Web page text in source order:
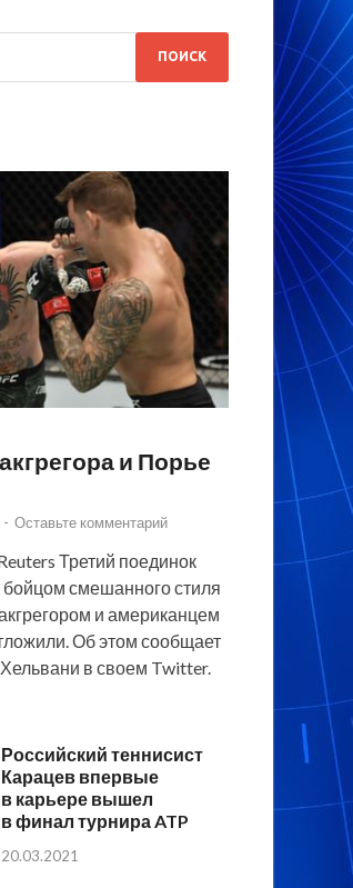
и Порье
- Оставьте комментарий
Третий поединок
смешанного стиля
и американцем
Об этом сообщает
в своем Twitter.
Российский теннисист
Карацев впервые
в карьере вышел
в финал турнира ATP
20.03.2021